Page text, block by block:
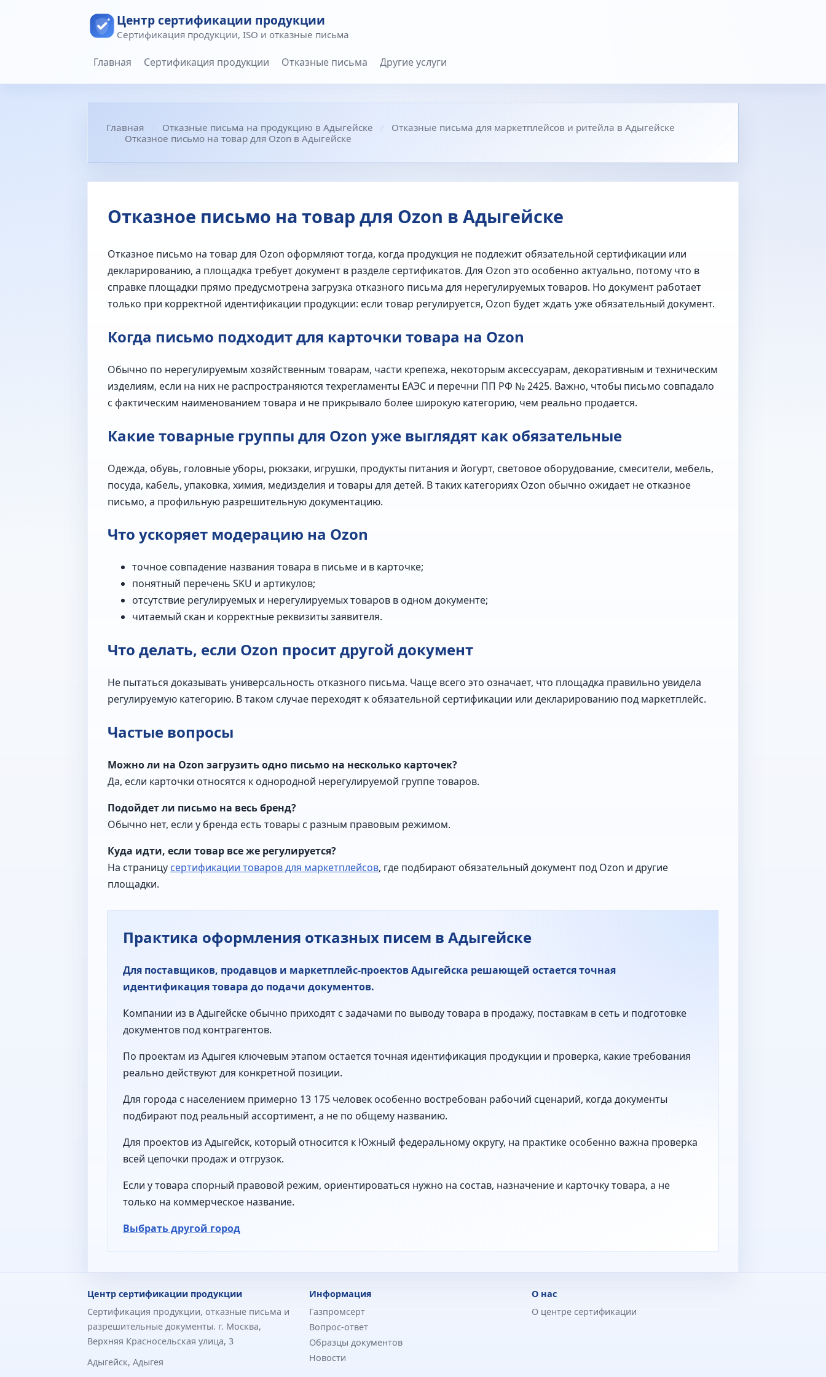
Центр сертификации продукции
Сертификация продукции, ISO и отказные письма
Главная Сертификация продукции Отказные письма Другие услуги
Главная Отказные письма на продукцию в Адыгейске
Отказные письма для маркетплейсов и ритейла в Адыгейске
Отказное письмо на товар для Ozon в Адыгейске
Отказное письмо на товар для Ozon в Адыгейске
Отказное письмо на товар для Ozon оформляют тогда, когда продукция не подлежит обязательной сертификации или
декларированию, а площадка требует документ в разделе сертификатов. Для Ozon это особенно актуально, потому что в
справке площадки прямо предусмотрена загрузка отказного письма для нерегулируемых товаров. Но документ работает
только при корректной идентификации продукции: если товар регулируется, Ozon будет ждать уже обязательный документ.
Когда письмо подходит для карточки товара на Ozon
Обычно по нерегулируемым хозяйственным товарам, части крепежа, некоторым аксессуарам, декоративным и техническим
изделиям, если на них не распространяются техрегламенты ЕАЭС и перечни ПП РФ № 2425. Важно, чтобы письмо совпадало
с фактическим наименованием товара и не прикрывало более широкую категорию, чем реально продается.
Какие товарные группы для Ozon уже выглядят как обязательные
Одежда, обувь, головные уборы, рюкзаки, игрушки, продукты питания и йогурт, световое оборудование, смесители, мебель,
посуда, кабель, упаковка, химия, медизделия и товары для детей. В таких категориях Ozon обычно ожидает не отказное
письмо, а профильную разрешительную документацию.
Что ускоряет модерацию на Ozon
точное совпадение названия товара в письме и в карточке;
понятный перечень SKU и артикулов;
отсутствие регулируемых и нерегулируемых товаров в одном документе;
читаемый скан и корректные реквизиты заявителя.
Что делать, если Ozon просит другой документ
Не пытаться доказывать универсальность отказного письма. Чаще всего это означает, что площадка правильно увидела
регулируемую категорию. В таком случае переходят к обязательной сертификации или декларированию под маркетплейс.
Частые вопросы
Можно ли на Ozon загрузить одно письмо на несколько карточек?
Да, если карточки относятся к однородной нерегулируемой группе товаров.
Подойдет ли письмо на весь бренд?
Обычно нет, если у бренда есть товары с разным правовым режимом.
Куда идти, если товар все же регулируется?
На страницу сертификации товаров для маркетплейсов, где подбирают обязательный документ под Ozon и другие
площадки.
Практика оформления отказных писем в Адыгейске
Для поставщиков, продавцов и маркетплейс-проектов Адыгейска решающей остается точная
идентификация товара до подачи документов.
Компании из в Адыгейске обычно приходят с задачами по выводу товара в продажу, поставкам в сеть и подготовке
документов под контрагентов.
По проектам из Адыгея ключевым этапом остается точная идентификация продукции и проверка, какие требования
реально действуют для конкретной позиции.
Для города с населением примерно 13 175 человек особенно востребован рабочий сценарий, когда документы
подбирают под реальный ассортимент, а не по общему названию.
Для проектов из Адыгейск, который относится к Южный федеральному округу, на практике особенно важна проверка
всей цепочки продаж и отгрузок.
Если у товара спорный правовой режим, ориентироваться нужно на состав, назначение и карточку товара, а не
только на коммерческое название.
Выбрать другой город
Центр сертификации продукции
Сертификация продукции, отказные письма и
разрешительные документы. г. Москва,
Верхняя Красносельская улица, 3
Адыгейск, Адыгея
Информация
Газпромсерт
Вопрос-ответ
Образцы документов
Новости
О нас
О центре сертификации